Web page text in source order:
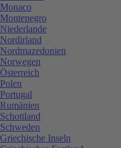
Monaco
Montenegro
Niederlande
Nordirland
Nordmazedonien
Norwegen
Österreich
Polen
Portugal
Rumänien
Schottland
Schweden
Griechische Inseln